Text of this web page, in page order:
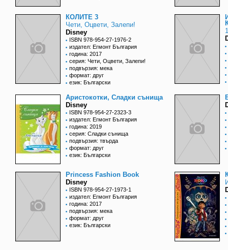
КОЛИТЕ 3
Чети, Оцвети, Залепи!
Disney
ISBN 978-954-27-1976-2
издател: Егмонт България
година: 2017
серия: Чети, Оцвети, Залепи!
подвързия: мека
формат: друг
език: Български
1
Аристокотки, Сладки сънища
Disney
ISBN 978-954-27-2323-3
издател: Егмонт България
година: 2019
серия: Сладки сънища
подвързия: твърда
формат: друг
език: Български
Princess Fashion Book
Disney
ISBN 978-954-27-1973-1
издател: Егмонт България
година: 2017
подвързия: мека
формат: друг
език: Български